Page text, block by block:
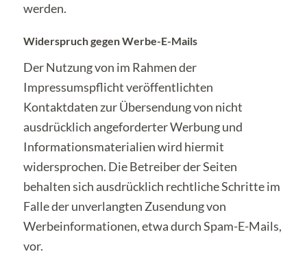
werden.
Widerspruch gegen Werbe-E-Mails
Der Nutzung von im Rahmen der
Impressumspflicht veröffentlichten
Kontaktdaten zur Übersendung von nicht
ausdrücklich angeforderter Werbung und
Informationsmaterialien wird hiermit
widersprochen. Die Betreiber der Seiten
behalten sich ausdrücklich rechtliche Schritte im
Falle der unverlangten Zusendung von
Werbeinformationen, etwa durch Spam-E-Mails,
vor.